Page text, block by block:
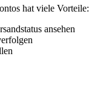
hat viele Vorteile:
ansehen